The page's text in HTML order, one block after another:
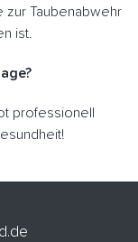
Taubenabwehr
ist.
professionell